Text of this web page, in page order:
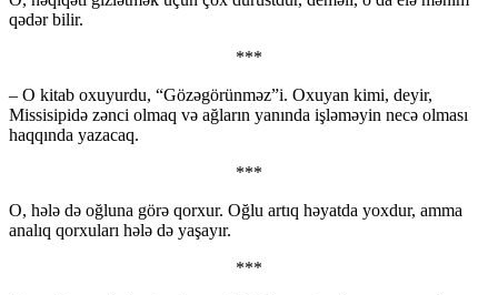
qədər bilir.
***
– O kitab oxuyurdu, “Gözəgörünməz”i. Oxuyan kimi, deyir,
Missisipidə zənci olmaq və ağların yanında işləməyin necə olması
haqqında yazacaq.
***
O, hələ də oğluna görə qorxur. Oğlu artıq həyatda yoxdur, amma
analıq qorxuları hələ də yaşayır.
***